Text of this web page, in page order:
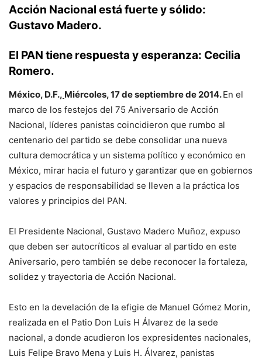
Acción Nacional está fuerte y sólido:
Gustavo Madero.
El PAN tiene respuesta y esperanza: Cecilia
Romero.
México, D.F., Miércoles, 17 de septiembre de 2014.En el
marco de los festejos del 75 Aniversario de Acción
Nacional, líderes panistas coincidieron que rumbo al
centenario del partido se debe consolidar una nueva
cultura democrática y un sistema político y económico en
México, mirar hacia el futuro y garantizar que en gobiernos
y espacios de responsabilidad se lleven a la práctica los
valores y principios del PAN.
El Presidente Nacional, Gustavo Madero Muñoz, expuso
que deben ser autocríticos al evaluar al partido en este
Aniversario, pero también se debe reconocer la fortaleza,
solidez y trayectoria de Acción Nacional.
Esto en la develación de la efigie de Manuel Gómez Morin,
realizada en el Patio Don Luis H Álvarez de la sede
nacional, a donde acudieron los expresidentes nacionales,
Luis Felipe Bravo Mena y Luis H. Álvarez, panistas